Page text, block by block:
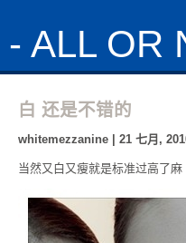
- ALL OR
白 还是不错的
whitemezzanine | 21 七月,
当然又白又瘦就是标准过高了麻